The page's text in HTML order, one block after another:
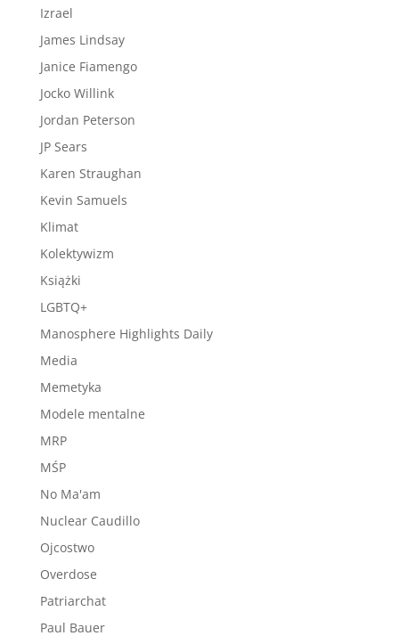
Izrael
James Lindsay
Janice Fiamengo
Jocko Willink
Jordan Peterson
JP Sears
Karen Straughan
Kevin Samuels
Klimat
Kolektywizm
Książki
LGBTQ+
Manosphere Highlights Daily
Media
Memetyka
Modele mentalne
MRP
MŚP
No Ma'am
Nuclear Caudillo
Ojcostwo
Overdose
Patriarchat
Paul Bauer